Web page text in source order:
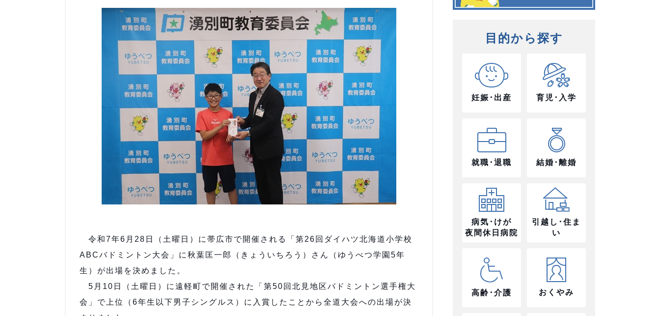
令和7年6月28日（土曜日）に帯広市で開催される「第26回ダイハツ北海道小学校
ABCバドミントン大会」に秋葉匡一郎（きょういちろう）さん（ゆうべつ学園5年
生）が出場を決めました。
5月10日（土曜日）に遠軽町で開催された「第50回北見地区バドミントン選手権大
会」で上位（6年生以下男子シングルス）に入賞したことから全道大会への出場が決
目的から探す
妊娠･出産 育児･入学
就職･退職 結婚･離婚
病気･けが
夜間休日病院
引越し･住ま
い
高齢･介護 おくやみ